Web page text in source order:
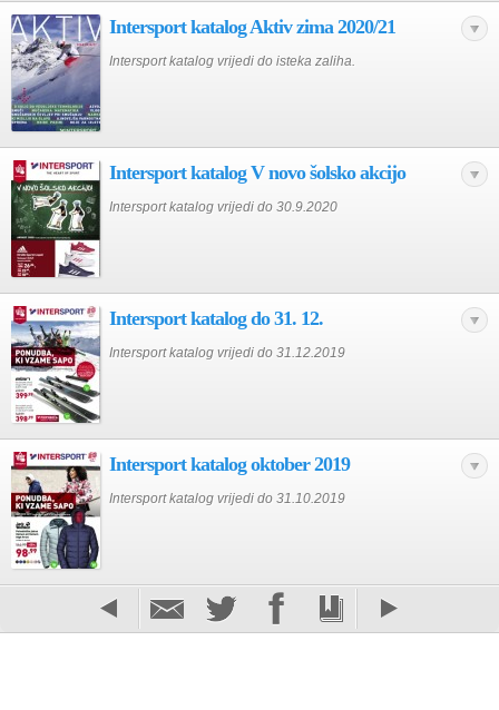
Intersport katalog Aktiv zima 2020/21
Intersport katalog vrijedi do isteka zaliha.
Intersport katalog V novo šolsko akcijo
Intersport katalog vrijedi do 30.9.2020
Intersport katalog do 31. 12.
Intersport katalog vrijedi do 31.12.2019
Intersport katalog oktober 2019
Intersport katalog vrijedi do 31.10.2019